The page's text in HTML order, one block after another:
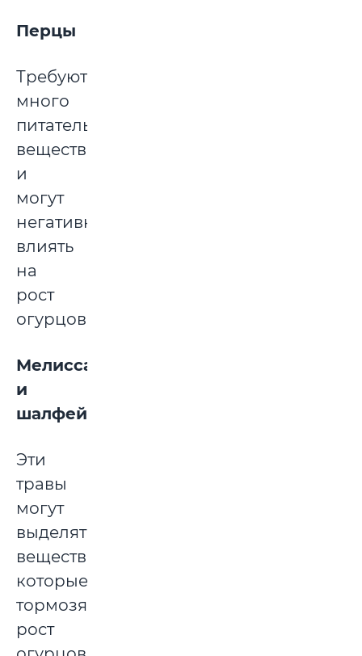
Перцы
Требуют
много
питательных
веществ
и
могут
негативно
влиять
на
рост
огурцов.
Мелисса
и
шалфей
Эти
травы
могут
выделять
вещества,
которые
тормозят
рост